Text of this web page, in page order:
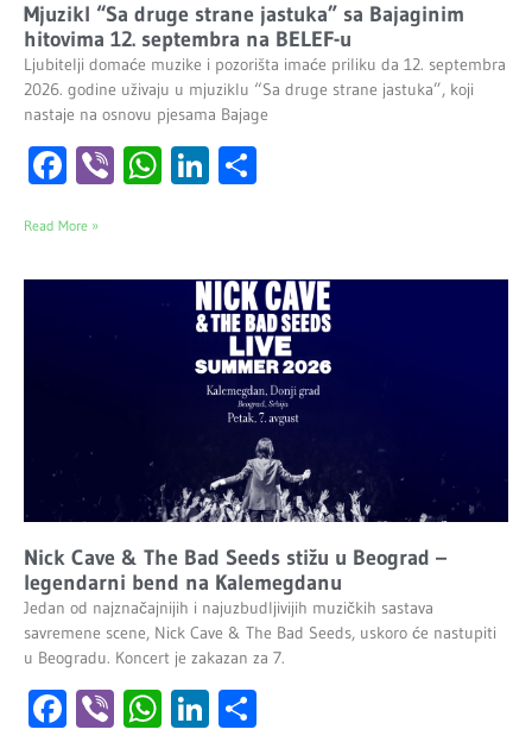
Mjuzikl “Sa druge strane jastuka” sa Bajaginim
hitovima 12. septembra na BELEF-u
Ljubitelji domaće muzike i pozorišta imaće priliku da 12. septembra
2026. godine uživaju u mjuziklu “Sa druge strane jastuka”, koji
nastaje na osnovu pjesama Bajage
Facebook
ViberWhatsApp
LinkedIn
Read More »
Nick Cave & The Bad Seeds stižu u Beograd –
legendarni bend na Kalemegdanu
Jedan od najznačajnijih i najuzbudljivijih muzičkih sastava
savremene scene, Nick Cave & The Bad Seeds, uskoro će nastupiti
u Beogradu. Koncert je zakazan za 7.
Facebook
ViberWhatsApp
LinkedIn